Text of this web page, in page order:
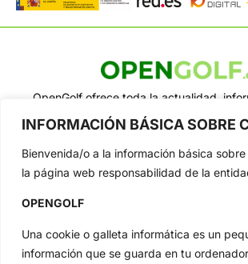
INFORMACIÓN BÁSICA SOBRE
Bienvenida/o a la información básica
la página web responsabilidad de la
OPENGOLF
Una cookie o galleta informática es un
información que se guarda en tu
OpenGolf ofrece toda la actualidad,
Jon Rahm, LIV Golf, PGA Tour, Ryder Cup,
Categorias
Actualidad
Amateurs
Circuitos
Reglas
Vídeos